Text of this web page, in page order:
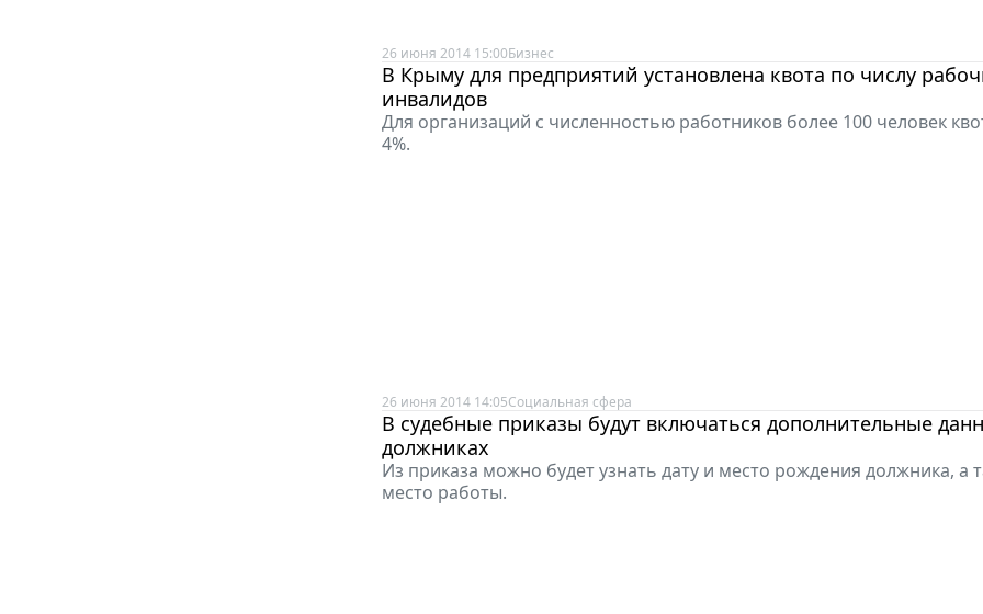
26 июня 2014 15:00Бизнес
В Крыму для предприятий установлена квота по числу
инвалидов
Для организаций с численностью работников более 100 человек
4%.
26 июня 2014 14:05Социальная сфера
В судебные приказы будут включаться дополнительные
должниках
Из приказа можно будет узнать дату и место рождения должника, а
место работы.